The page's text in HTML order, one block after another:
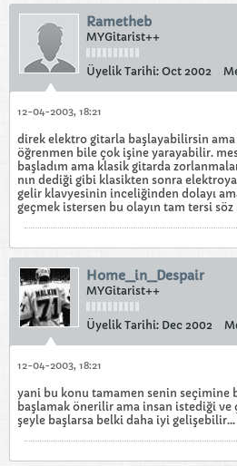
Rametheb
MYGitarist++
Üyelik Tarihi: Oct 2002
12-04-2003, 18:21
direk elektro gitarla başlayabilirsin
öğrenmen bile çok işine yarayabilir.
başladım ama klasik gitarda
nın dediği gibi klasikten sonra
gelir klavyesinin inceliğinden dolayı
geçmek istersen bu olayın tam tersi
Home_in_Despair
MYGitarist++
Üyelik Tarihi: Dec 2002
12-04-2003, 18:21
yani bu konu tamamen senin seçimine
başlamak önerilir ama insan istediği ve
şeyle başlarsa belki daha iyi gelişebilir...